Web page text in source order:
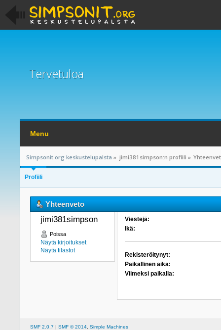
Tervetuloa
Menu
Simpsonit.org keskustelupalsta » jimi381simpson:n profiili »
Profiili
Yhteenveto
jimi381simpson
Poissa
Näytä kirjoitukset
Näytä tilastot
Viestejä:
Ikä:
Rekisteröitynyt:
Paikallinen aika:
Viimeksi paikalla:
SMF 2.0.7 | SMF © 2014 Simple Machines